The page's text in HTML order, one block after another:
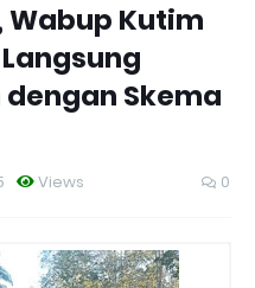
Wabup Kutim
Skema
Views 0